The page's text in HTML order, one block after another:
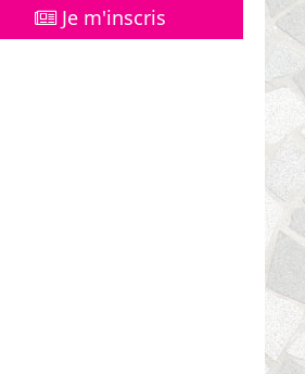
Je m'inscris